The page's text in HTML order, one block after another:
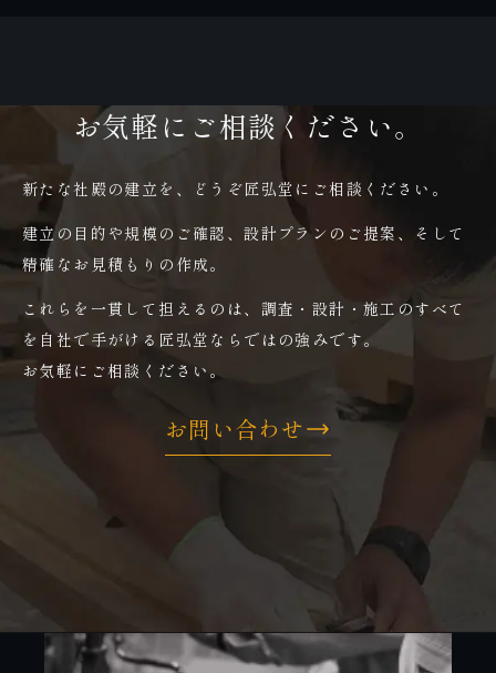
お気軽にご相談ください。
新たな社殿の建立を、どうぞ匠弘堂にご相談ください。
建立の目的や規模のご確認、設計プランのご提案、そして
精確なお見積もりの作成。
これらを一貫して担えるのは、調査・設計・施工のすべて
を自社で手がける匠弘堂ならではの強みです。
お気軽にご相談ください。
お問い合わせ